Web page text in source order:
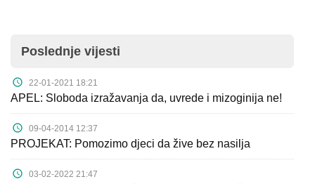
Poslednje vijesti
22-01-2021 18:21
APEL: Sloboda izražavanja da, uvrede i mizoginija ne!
09-04-2014 12:37
PROJEKAT: Pomozimo djeci da žive bez nasilja
03-02-2022 21:47